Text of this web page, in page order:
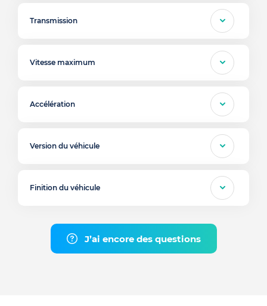
Transmission
Vitesse maximum
Accélération
Version du véhicule
Finition du véhicule
J’ai encore des questions